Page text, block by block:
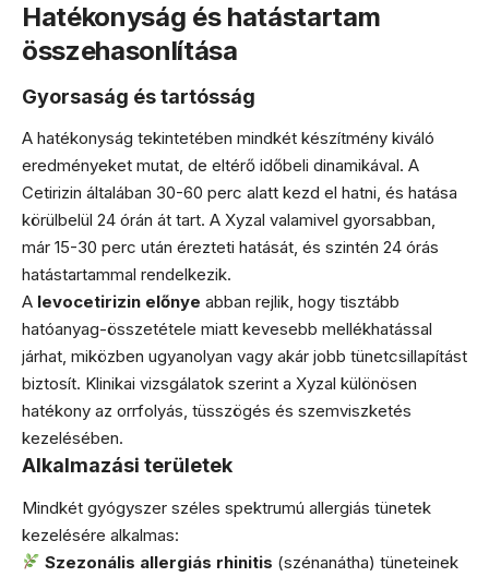
Hatékonyság és hatástartam
összehasonlítása
Gyorsaság és tartósság
A hatékonyság tekintetében mindkét készítmény kiváló
eredményeket mutat, de eltérő időbeli dinamikával. A
Cetirizin általában 30-60 perc alatt kezd el hatni, és hatása
körülbelül 24 órán át tart. A Xyzal valamivel gyorsabban,
már 15-30 perc után érezteti hatását, és szintén 24 órás
hatástartammal rendelkezik.
A levocetirizin előnye abban rejlik, hogy tisztább
hatóanyag-összetétele miatt kevesebb mellékhatással
járhat, miközben ugyanolyan vagy akár jobb tünetcsillapítást
biztosít. Klinikai vizsgálatok szerint a Xyzal különösen
hatékony az orrfolyás, tüsszögés és szemviszketés
kezelésében.
Alkalmazási területek
Mindkét gyógyszer széles spektrumú allergiás tünetek
kezelésére alkalmas:
Szezonális allergiás rhinitis (szénanátha) tüneteinek